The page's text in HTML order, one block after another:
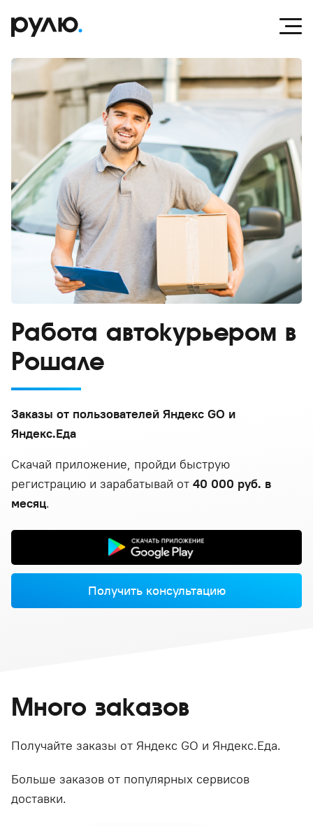
Работа автокурьером в
Рошале
Заказы от пользователей Яндекс GO и
Яндекс.Еда
Скачай приложение, пройди быструю
регистрацию и зарабатывай от 40 000 руб. в
месяц.
Получить консультацию
Много заказов
Получайте заказы от Яндекс GO и Яндекс.Еда.
Больше заказов от популярных сервисов
доставки.